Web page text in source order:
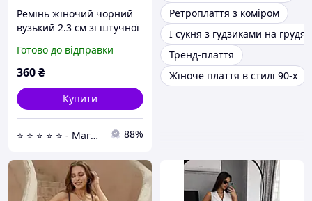
Ремінь жіночий чорний
вузький 2.3 см зі штучної
золотистою пряжкою в
ретро стилі для джинсів
Готово до відправки
360₴
Купити
⭐ ⭐ ⭐ ⭐ ⭐ - Магазин якісних товарів 88%
Ретроплаття з коміром
І сукня з гудзиками на грудях
Тренд-плаття
Жіноче плаття в стилі 90-х